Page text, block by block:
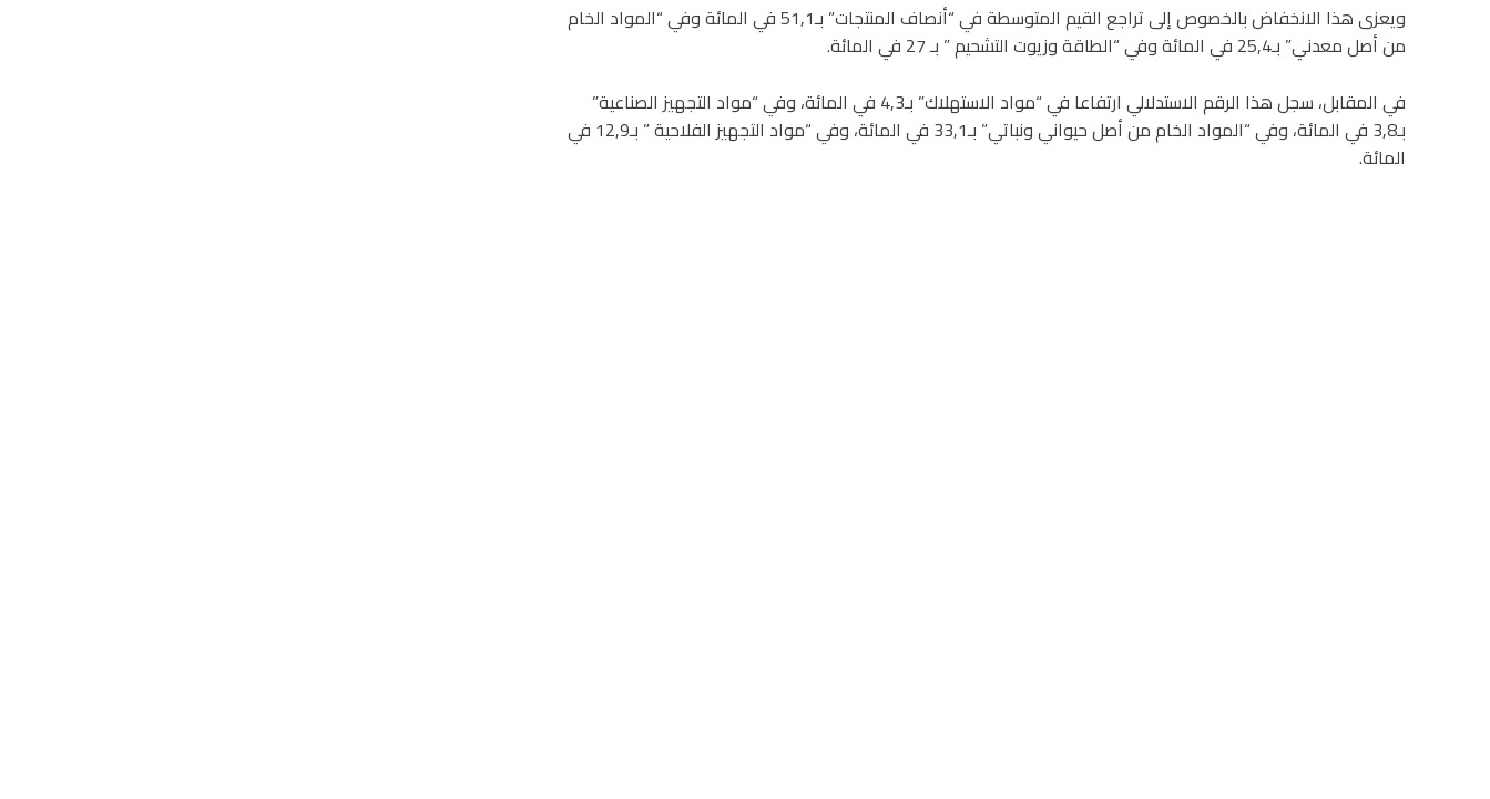
ويعزى هذا الانخفاض بالخصوص إلى تراجع القيم المتوسطة في “أنصاف المنتجات” بـ51,1 في المائة وفي “المواد الخام
من أصل معدني” بـ25,4 في المائة وفي “الطاقة وزيوت التشحيم ” بـ 27 في المائة.
في المقابل، سجل هذا الرقم الاستدلالي ارتفاعا في “مواد الاستهلاك” بـ4,3 في المائة، وفي “مواد التجهيز الصناعية”
بـ3,8 في المائة، وفي “المواد الخام من أصل حيواني ونباتي” بـ33,1 في المائة، وفي “مواد التجهيز الفلاحية ” بـ12,9 في
المائة.